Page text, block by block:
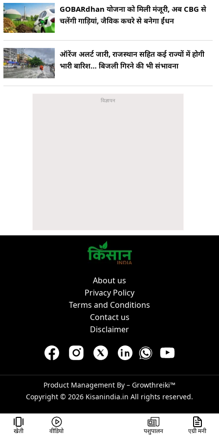
GOBARdhan योजना को मिली मंजूरी, अब CBG से
चलेंगी गाड़ियां, जैविक कचरे से बनेगा ईंधन
ऑरेंज अलर्ट जारी, राजस्थान सहित कई राज्यों में होगी
भारी बारिश… बिजली गिरने की भी संभावना
About us
Privacy Policy
Terms and Conditions
Contact us
Disclaimer
Product Management By – Growthreiki™
Copyright © 2026 Kisanindia.in All rights reserved.
खेती वीडियो पशुपालन एग्री मनी